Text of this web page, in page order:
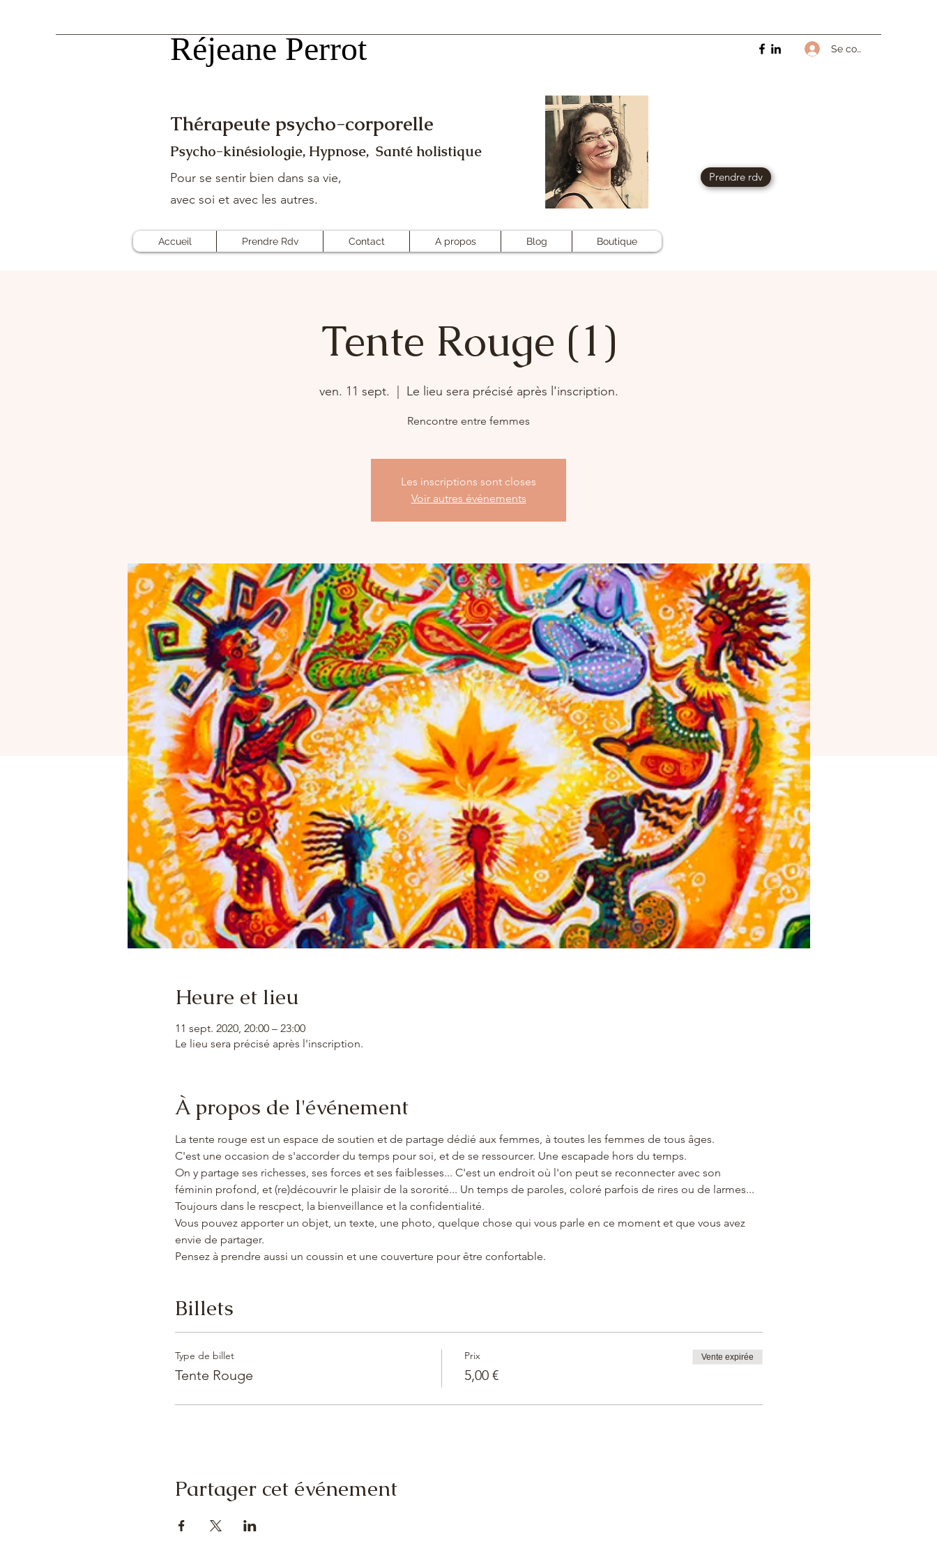
Se connecter
Réjeane Perrot
Réjeane Perrot
Thérapeute psycho-corporelle
Psycho-kinésiologie, Hypnose, Santé holistique
Pour se sentir bien dans sa vie,
avec soi et avec les autres.
Prendre rdv
Accueil Prendre Rdv Contact A propos Blog Boutique
Tente Rouge (1)
ven. 11 sept. Le lieu sera précisé après l'inscription.
Rencontre entre femmes
Les inscriptions sont closes
Voir autres événements
Heure et lieu
11 sept. 2020, 20:00 – 23:00
Le lieu sera précisé après l'inscription.
À propos de l'événement
La tente rouge est un espace de soutien et de partage dédié aux femmes, à toutes les femmes de tous âges.
C'est une occasion de s'accorder du temps pour soi, et de se ressourcer. Une escapade hors du temps.
On y partage ses richesses, ses forces et ses faiblesses... C'est un endroit où l'on peut se reconnecter avec son
féminin profond, et (re)découvrir le plaisir de la sororité... Un temps de paroles, coloré parfois de rires ou de larmes...
Toujours dans le rescpect, la bienveillance et la confidentialité.
Vous pouvez apporter un objet, un texte, une photo, quelque chose qui vous parle en ce moment et que vous avez
envie de partager.
Pensez à prendre aussi un coussin et une couverture pour être confortable.
Billets
Type de billet
Tente Rouge
Prix
5,00 €
Vente expirée
Partager cet événement